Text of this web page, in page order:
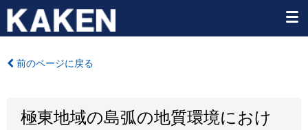
前のページに戻る
極東地域の島弧の地質環境におけ